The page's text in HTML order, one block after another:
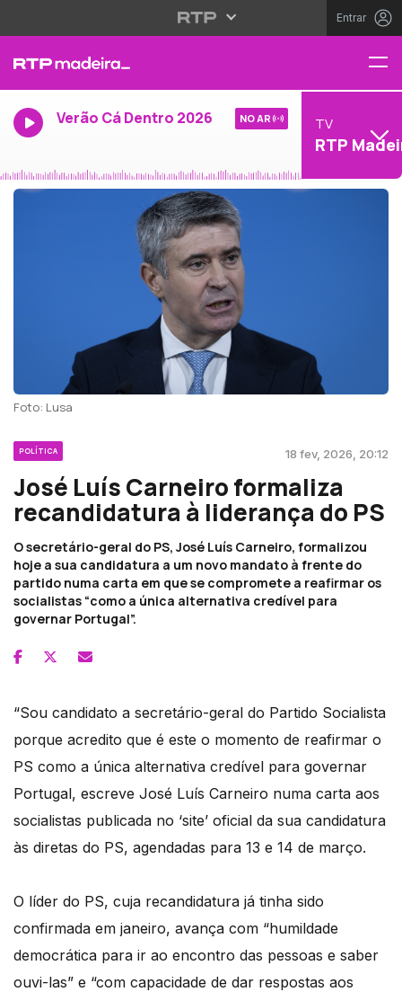
Entrar
Verão Cá Dentro 2026 NO AR TV
RTP
Foto: Lusa
POLÍTICA 18 fev, 2026, 20:12
José Luís Carneiro formaliza
recandidatura à liderança do PS
O secretário-geral do PS, José Luís Carneiro, formalizou
hoje a sua candidatura a um novo mandato à frente do
partido numa carta em que se compromete a reafirmar os
socialistas “como a única alternativa credível para
governar Portugal”.
“Sou candidato a secretário-geral do Partido Socialista
porque acredito que é este o momento de reafirmar o
PS como a única alternativa credível para governar
Portugal, escreve José Luís Carneiro numa carta aos
socialistas publicada no ‘site’ oficial da sua candidatura
às diretas do PS, agendadas para 13 e 14 de março.
O líder do PS, cuja recandidatura já tinha sido
confirmada em janeiro, avança com “humildade
democrática para ir ao encontro das pessoas e saber
ouvi-las” e “com capacidade de dar respostas aos